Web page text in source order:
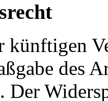
künftigen
des
Der